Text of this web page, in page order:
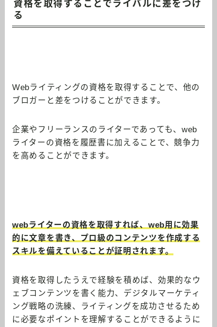
資格を取得することでライバルに差をつけ
る
Webライティングの資格を取得することで、他の
ブロガーと差をつけることができます。
企業やフリーランスのライターであっても、web
ライターの資格を履歴書に加えることで、競争力
を高めることができます。
webライターの資格を取得すれば、web用に効果
的に文章を書き、プロ級のコンテンツを作成する
スキルを備えていることが証明されます。
資格を取得したうえで経験を積めば、効果的なウ
ェブコンテンツを書く能力、デジタルマーケティ
ング戦略の洗練、ライティングを成功させるため
に必要なポイントを理解することができるように